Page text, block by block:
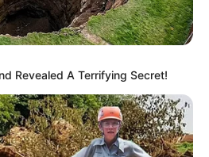
Revealed A Terrifying Secret!